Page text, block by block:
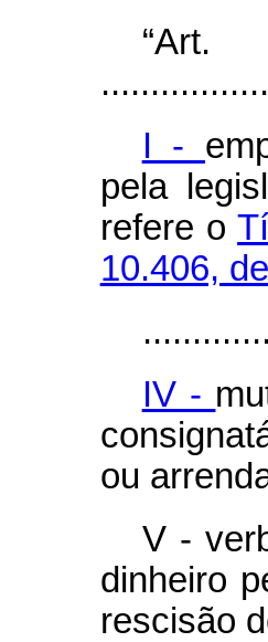
I -
pela
refere o
10.406,
IV -
ou
V -
dinheiro
rescisão